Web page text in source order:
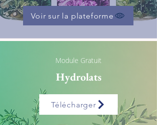
Voir sur la plateforme
Module Gratuit
Hydrolats
Télécharger